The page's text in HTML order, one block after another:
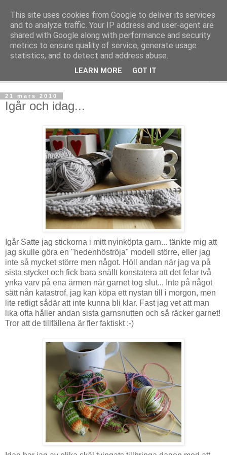
mönsterlöst
virkning och stickning maskor och varv, mönsterlöst
21 mars 2010
Igår och idag...
Igår Satte jag stickorna i mitt nyinköpta garn... tänkte mig att
jag skulle göra en "hedenhöströja" modell större, eller jag
inte så mycket större men något. Höll andan när jag va på
sista stycket och fick bara snällt konstatera att det felar två
ynka varv på ena ärmen när garnet tog slut... Inte på något
sätt nån katastrof, jag kan köpa ett nystan till i morgon, men
lite retligt sådär att inte kunna bli klar. Fast jag vet att man
lika ofta håller andan sista garnsnutten och så räcker garnet!
Tror att de tillfällena är fler faktiskt :-)
This site uses cookies from Google to deliver its services
and to analyze traffic. Your IP address and user-agent are
shared with Google along with performance and security
metrics to ensure quality of service, generate usage
statistics, and to detect and address abuse.
LEARN MORE GOT IT